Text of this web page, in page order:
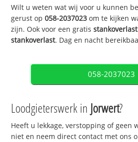
Wilt u weten wat wij voor u kunnen
gerust op058-2037023 om te kijken
zijn. Ook voor een gratisstankoverlast
stankoverlast. Dag en nacht
058-2037023
Loodgieterswerk in Jorwert?
Heeft u lekkage, verstopping of geen
niet en neem direct contact met ons